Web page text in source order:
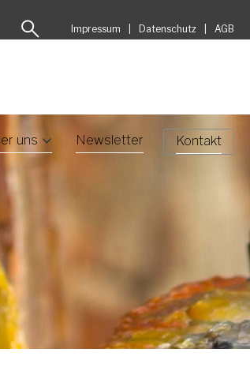
Impressum Datenschutz AGB
uns Newsletter Kontakt